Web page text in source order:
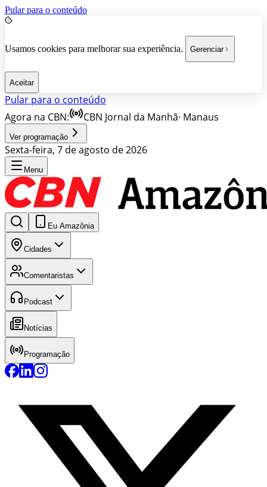
Pular para o conteúdo
Usamos cookies para melhorar sua experiência. Gerenciar
Aceitar
Pular para o conteúdo
Agora na CBN:
CBN Jornal da Manhã· Manaus
Ver programação
Sexta-feira, 7 de agosto de 2026
Menu
Eu Amazônia
Cidades
Comentaristas
Podcast
Notícias
Programação